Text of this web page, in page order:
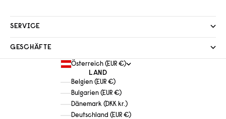
SERVICE
GESCHÄFTE
Österreich (EUR €)
LAND
Belgien (EUR €)
Bulgarien (EUR €)
Dänemark (DKK kr.)
Deutschland (EUR €)